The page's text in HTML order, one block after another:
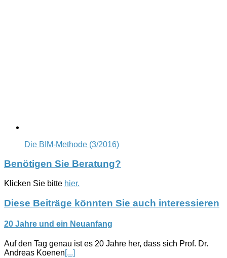
Die BIM-Methode (3/2016)
Benötigen Sie Beratung?
Klicken Sie bitte hier.
Diese Beiträge könnten Sie auch interessieren
20 Jahre und ein Neuanfang
Auf den Tag genau ist es 20 Jahre her, dass sich Prof. Dr.
Andreas Koenen[...]